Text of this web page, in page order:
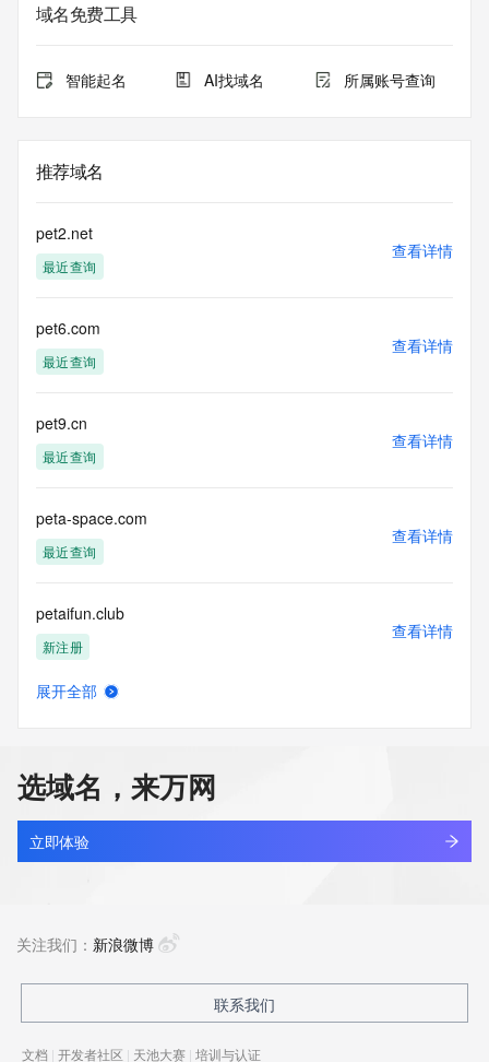
域名免费工具
智能起名 AI找域名 所属账号查询
推荐域名
pet2.net
最近查询
查看详情
pet6.com
最近查询
查看详情
pet9.cn
最近查询
查看详情
peta-space.com
最近查询
查看详情
petaifun.club
新注册
查看详情
petaisola.com
新注册
查看详情
新注册
展开全部
选域名，来万网
立即体验
关注我们： 新浪微博
联系我们
文档 | 开发者社区 | 天池大赛 | 培训与认证